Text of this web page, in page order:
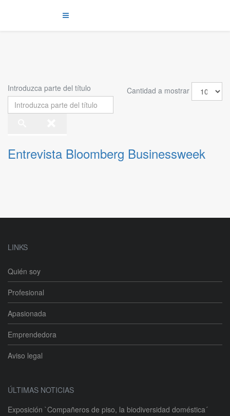
Introduzca parte del título Cantidad a mostrar
Entrevista Bloomberg Businessweek
LINKS
Quién soy
Profesional
Apasionada
Emprendedora
Aviso legal
ÚLTIMAS NOTICIAS
Exposición `Compañeros de piso, la biodiversidad doméstica´